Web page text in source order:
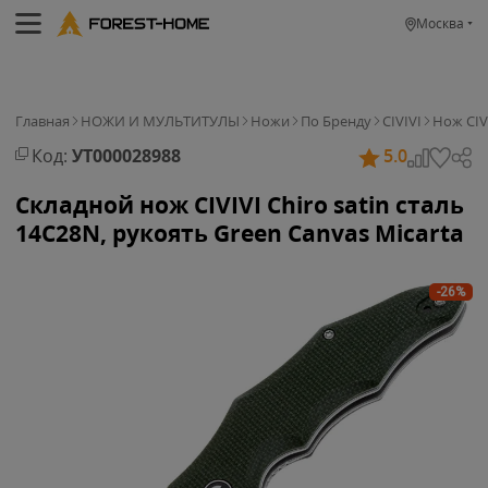
Москва
Главная НОЖИ И МУЛЬТИТУЛЫ Ножи По Бренду CIVIVI Нож
Код: УТ000028988 5.0
Складной нож CIVIVI Chiro satin сталь
14C28N, рукоять Green Canvas Micarta
-26%